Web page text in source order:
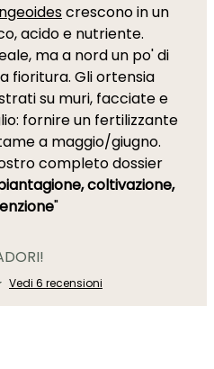
crescono in un
acido e nutriente.
ma a nord un po' di
fioritura. Gli ortensia
su muri, facciate e
fornire un fertilizzante
a maggio/giugno.
completo dossier
coltivazione,
"
Vedi 6 recensioni